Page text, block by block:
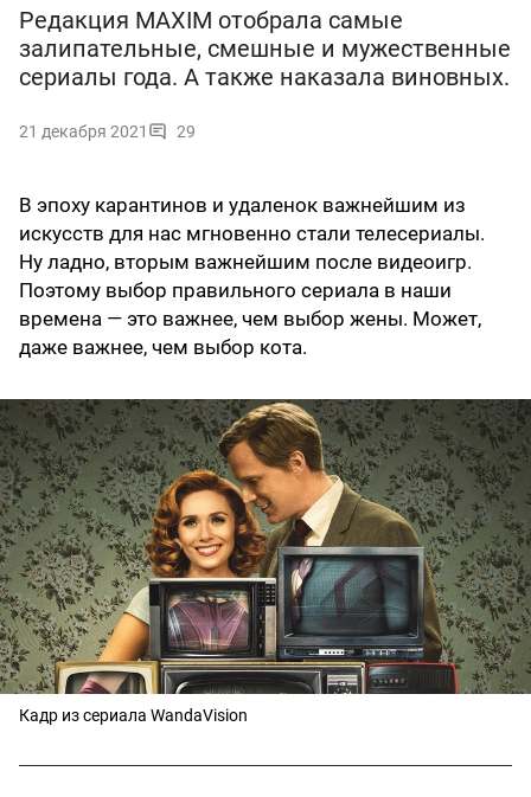
Редакция MAXIM отобрала самые
залипательные, смешные и мужественные
сериалы года. А также наказала виновных.
21 декабря 2021 29
В эпоху карантинов и удаленок важнейшим из
искусств для нас мгновенно стали телесериалы.
Ну ладно, вторым важнейшим после видеоигр.
Поэтому выбор правильного сериала в наши
времена — это важнее, чем выбор жены. Может,
даже важнее, чем выбор кота.
Кадр из сериала WandaVision